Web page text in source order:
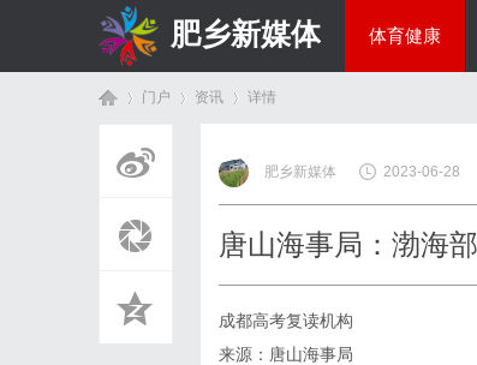
肥乡新媒体 体育健康
门户 资讯
›
详情
肥乡新媒体 2023-06-28
唐山海事局：渤海
成都高考复读机构
来源：唐山海事局